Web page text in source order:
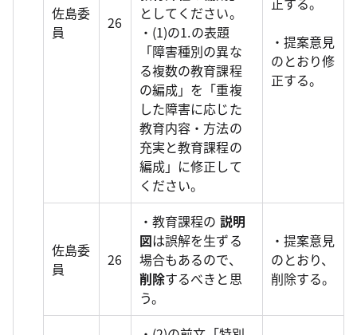
佐島委
員
26
としてください。
・(1)の1.の表題
「障害種別の異な
る複数の教育課程
の編成」を「重複
した障害に応じた
教育内容・方法の
充実と教育課程の
編成」に修正して
ください。
・提案意見
のとおり修
正する。
佐島委
員
26
・教育課程の 説明
図は誤解を生ずる
場合もあるので、
削除するべきと思
う。
・提案意見
のとおり、
削除する。